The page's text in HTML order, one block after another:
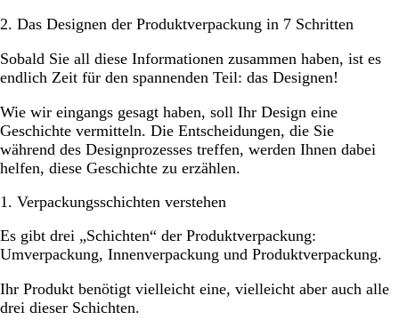
2. Das Designen der Produktverpackung in 7 Schritten
Sobald Sie all diese Informationen zusammen haben, ist es
endlich Zeit für den spannenden Teil: das Designen!
Wie wir eingangs gesagt haben, soll Ihr Design eine
Geschichte vermitteln. Die Entscheidungen, die Sie
während des Designprozesses treffen, werden Ihnen dabei
helfen, diese Geschichte zu erzählen.
1. Verpackungsschichten verstehen
Es gibt drei „Schichten“ der Produktverpackung:
Umverpackung, Innenverpackung und Produktverpackung.
Ihr Produkt benötigt vielleicht eine, vielleicht aber auch alle
drei dieser Schichten.